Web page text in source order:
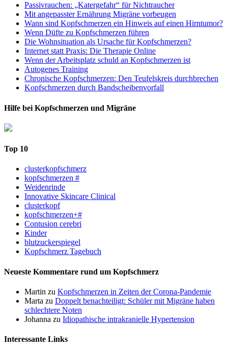
Passivrauchen: „Katergefahr“ für Nichtraucher
Mit angepasster Ernährung Migräne vorbeugen
Wann sind Kopfschmerzen ein Hinweis auf einen Hirntumor?
Wenn Düfte zu Kopfschmerzen führen
Die Wohnsituation als Ursache für Kopfschmerzen?
Internet statt Praxis: Die Therapie Online
Wenn der Arbeitsplatz schuld an Kopfschmerzen ist
Autogenes Training
Chronische Kopfschmerzen: Den Teufelskreis durchbrechen
Kopfschmerzen durch Bandscheibenvorfall
Hilfe bei Kopfschmerzen und Migräne
Top 10
clusterkopfschmerz
kopfschmerzen #
Weidenrinde
Innovative Skincare Clinical
clusterkopf
kopfschmerzen+#
Contusion cerebri
Kinder
blutzuckerspiegel
Kopfschmerz Tagebuch
Neueste Kommentare rund um Kopfschmerz
Martin zu Kopfschmerzen in Zeiten der Corona-Pandemie
Marta zu Doppelt benachteiligt: Schüler mit Migräne haben
schlechtere Noten
Johanna zu Idiopathische intrakranielle Hypertension
Interessante Links